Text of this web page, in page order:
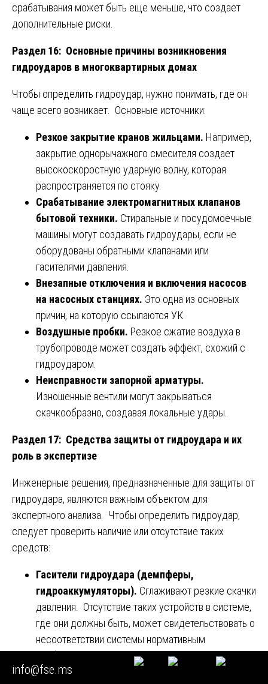
срабатывания может быть еще меньше, что создает
дополнительные риски.
Раздел 16: Основные причины возникновения
гидроударов в многоквартирных домах
Чтобы определить гидроудар, нужно понимать, где он
чаще всего возникает. Основные источники:
Резкое закрытие кранов жильцами. Например,
закрытие однорычажного смесителя создает
высокоскоростную ударную волну, которая
распространяется по стояку.
Срабатывание электромагнитных клапанов
бытовой техники. Стиральные и посудомоечные
машины могут создавать гидроудары, если не
оборудованы обратными клапанами или
гасителями давления.
Внезапные отключения и включения насосов
на насосных станциях. Это одна из основных
причин, на которую ссылаются УК.
Воздушные пробки. Резкое сжатие воздуха в
трубопроводе может создать эффект, схожий с
гидроударом.
Неисправности запорной арматуры.
Изношенные вентили могут закрываться
скачкообразно, создавая локальные удары.
Раздел 17: Средства защиты от гидроудара и их
роль в экспертизе
Инженерные решения, предназначенные для защиты от
гидроудара, являются важным объектом для
экспертного анализа. Чтобы определить гидроудар,
следует проверить наличие или отсутствие таких
средств:
Гасители гидроудара (демпферы,
гидроаккумуляторы). Сглаживают резкие скачки
давления. Отсутствие таких устройств в системе,
где они должны быть, может свидетельствовать о
несоответствии системы нормативным
требованиям.
Предохранительные клапаны.
info@fse.ms